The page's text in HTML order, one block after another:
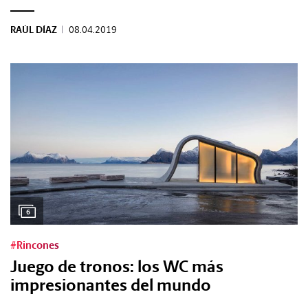
RAÚL DÍAZ | 08.04.2019
6
#Rincones
Juego de tronos: los WC más
impresionantes del mundo